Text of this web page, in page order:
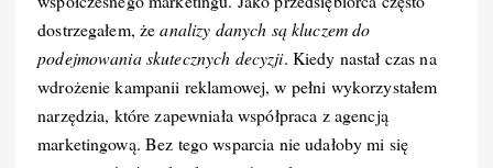
dostrzegałem, żeanalizy danych są kluczem do
podejmowania skutecznych decyzji. Kiedy nastał czas na
wdrożenie kampanii reklamowej, w pełni wykorzystałem
narzędzia, które zapewniała współpraca z agencją
marketingową. Bez tego wsparcia nie udałoby mi się